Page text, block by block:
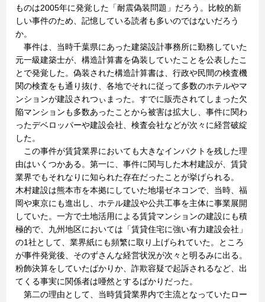
ものは2005年に発覚した「耐震偽装問題」だろう。比較的新
しい事件のため、記憶している読者も多いのではないだろう
か。
事件は、当時千葉県にあった建築設計事務所に勤務していた
元一級建築士が、構造計算書を偽装していたことを公表したこ
とで発覚した。偽装された構造計算書は、行政や民間の検査機
関の検査をも通り抜け、各地でそれに従って多数のホテルやマ
ンションが建設されつぃまった。すでに販売されてしまった欠
陥マンションも多数あったことから被害は拡大し、事件に関わ
ったデベロッパーや建設会社、検査会社などが次々に経営破綻
した。
この事件が賃貸業界においても大きなインパクトを残した理
由はいくつかある。第一に、事件に関与した木村建設が、賃貸
業界でもそれなりに知られた存在だったことが挙げられる。
木村建設は熊本市を本拠にしていた地場ゼネコンで、当時、福
岡や東京にも進出し、ホテル建設や公共工事を主体に事業展開
していた。一方で土地活用による賃貸マンションの建設にも積
極的で、九州地区においては「賃貸住宅に強い有力建設会社」
の1社として、業界紙にも頻繁に取り上げられていた。ところ
が事件発覚後、そのずさんな経営状況が次々と明るみに出る。
粉飾決算をしていたばかりか、詐欺容疑で起訴されるなど、出
てくる事実に関係者は唖然とするばかりだった。
第二の理由として、当時賃貸業界内で主流となっていたロー